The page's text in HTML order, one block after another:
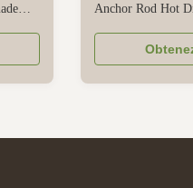
alloy
Anchor Rod Hot
and tension
and industrial
environments. It is